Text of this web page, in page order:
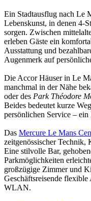
Ein Stadtausflug nach Le
Lebenskunst, in denen 4-
sorgen. Zwischen
erleben Gäste ein
Ausstattung und
Augenmerk auf
Die Accor Häuser in Le
manchmal in der Nähe
oder des Park Théodore
Beides bedeutet kurze
persönlichen Service –
Das Mercure Le Mans
zeitgenössischer
Eine stilvolle Bar,
Parkmöglichkeiten
großzügige Zimmer und
Geschäftsreisende
WLAN.